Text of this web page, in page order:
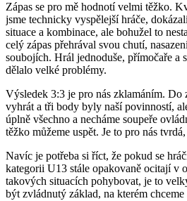
Zápas se pro mě hodnotí velmi těžko.
jsme technicky vyspělejší hráče,
situace a kombinace, ale bohužel to
celý zápas přehrával svou chutí,
soubojích. Hrál jednoduše, přímočaře a
dělalo velké problémy.
Výsledek 3:3 je pro nás zklamáním. Do
vyhrát a tři body byly naší povinností,
úplně všechno a necháme soupeře
těžko můžeme uspět. Je to pro nás
Navíc je potřeba si říct, že pokud se
kategorii U13 stále opakovaně ocitají v
takových situacích pohybovat, je to
být zvládnutý základ, na kterém chceme